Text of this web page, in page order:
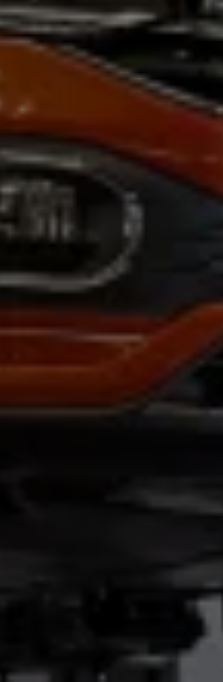
Live Beratung
Magazin
Lifestyle
Transport
Familie
Elektromobilität
Volkswagen R
Pannen- und Unfallhilfe
Volkswagen Kundenbetreuung